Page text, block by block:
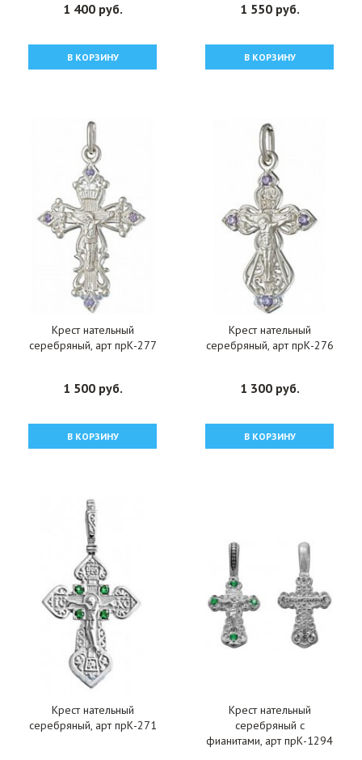
1 400 руб.
В КОРЗИНУ
1 550 руб.
В КОРЗИНУ
Крест нательный
серебряный, арт прК-277
1 500 руб.
В КОРЗИНУ
Крест нательный
серебряный, арт прК-276
1 300 руб.
В КОРЗИНУ
Крест нательный
серебряный, арт прК-271
Крест нательный
серебряный с
фианитами, арт прК-1294